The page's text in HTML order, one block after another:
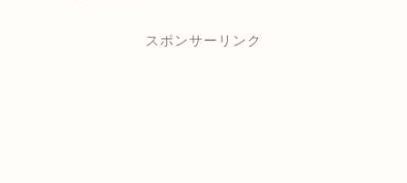
スポンサーリンク